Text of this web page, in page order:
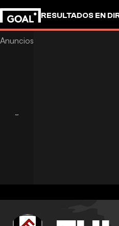
RESULTADOS EN